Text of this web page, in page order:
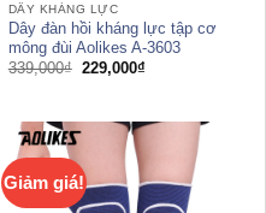
DÂY KHÁNG LỰC
Dây đàn hồi kháng lực tập cơ
mông đùi Aolikes A-3603
339,000₫ Giá
229,000₫Giá
229,000₫.
Giảm giá!